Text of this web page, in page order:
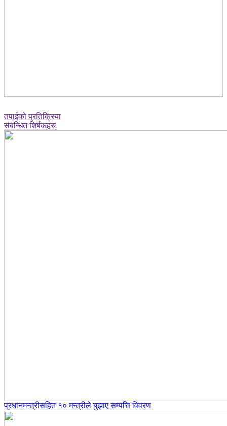
तपाईको प्रतिक्रिया
संबन्धित शिर्षकहरु
प्रधानमन्त्रीसहित १० मन्त्रीले बुझाए सम्पत्ति विवरण